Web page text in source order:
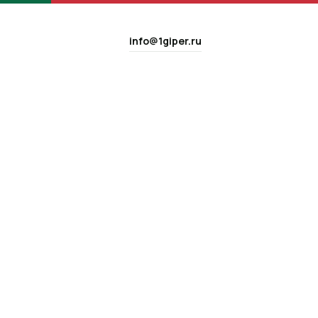
info@1giper.ru